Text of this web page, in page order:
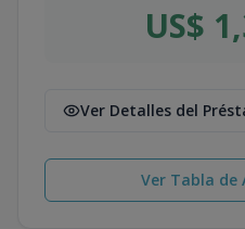
US$
Ver Detalles del
Ver Tabla de